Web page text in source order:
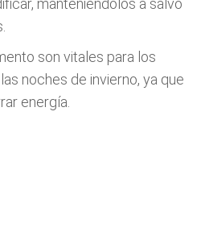
manteniéndolos a salvo
son vitales para los
noches de invierno, ya que
energía.